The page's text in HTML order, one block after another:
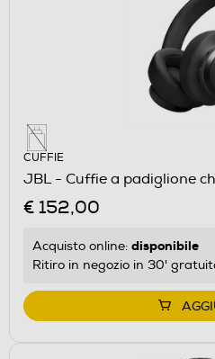
CUFFIE
JBL - Cuffie a padiglione
€ 152,00
Acquisto online: disponibile
Ritiro in negozio in 30'